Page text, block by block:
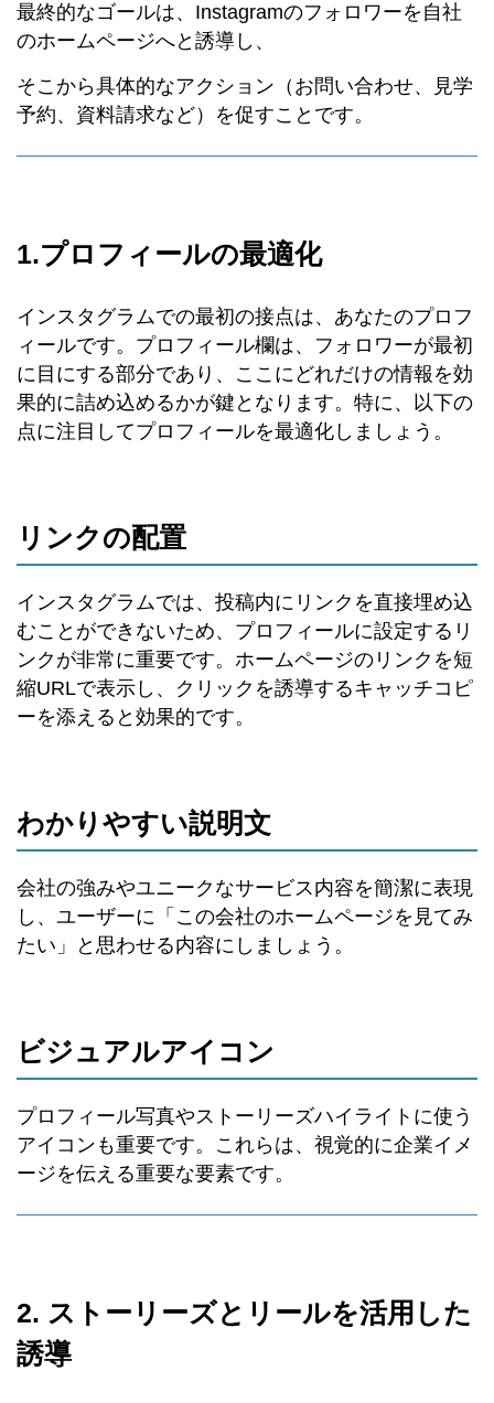
最終的なゴールは、Instagramのフォロワーを自社
のホームページへと誘導し、
そこから具体的なアクション（お問い合わせ、見学
予約、資料請求など）を促すことです。
1.プロフィールの最適化
インスタグラムでの最初の接点は、あなたのプロフ
ィールです。プロフィール欄は、フォロワーが最初
に目にする部分であり、ここにどれだけの情報を効
果的に詰め込めるかが鍵となります。特に、以下の
点に注目してプロフィールを最適化しましょう。
リンクの配置
インスタグラムでは、投稿内にリンクを直接埋め込
むことができないため、プロフィールに設定するリ
ンクが非常に重要です。ホームページのリンクを短
縮URLで表示し、クリックを誘導するキャッチコピ
ーを添えると効果的です。
わかりやすい説明文
会社の強みやユニークなサービス内容を簡潔に表現
し、ユーザーに「この会社のホームページを見てみ
たい」と思わせる内容にしましょう。
ビジュアルアイコン
プロフィール写真やストーリーズハイライトに使う
アイコンも重要です。これらは、視覚的に企業イメ
ージを伝える重要な要素です。
2. ストーリーズとリールを活用した
誘導